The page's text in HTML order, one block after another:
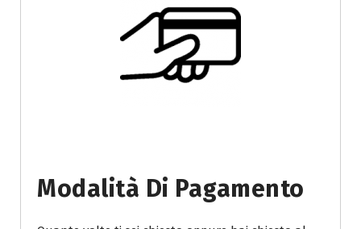
Modalità Di Pagamento